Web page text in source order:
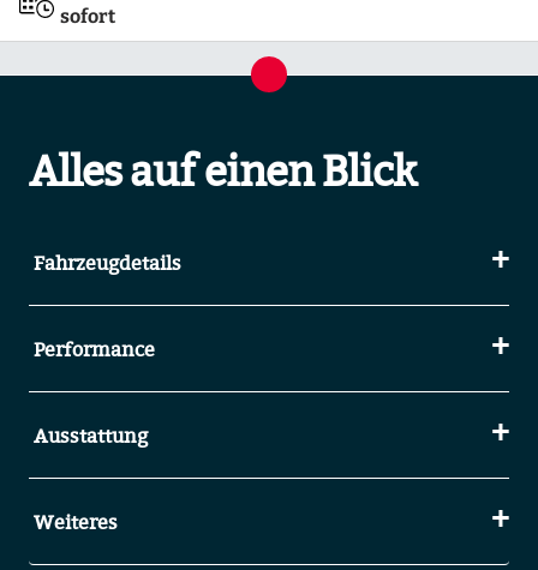
sofort
Alles auf einen Blick
Fahrzeugdetails
Performance
Ausstattung
Weiteres